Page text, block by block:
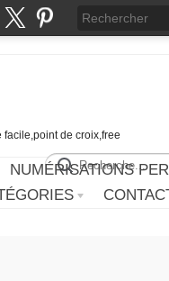
de croix,free
NUMÉRISATIONS